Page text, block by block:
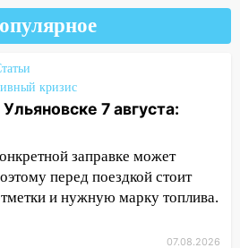
районе
и Chevrolet:
подросток
в Ульяновске 7
АЗС
с ребёнком и
его: суд вынес
районе пожар
дачный дом и
кризис
7 августа:
заправке может
перед поездкой стоит
и нужную марку топлива.
07.08.2026